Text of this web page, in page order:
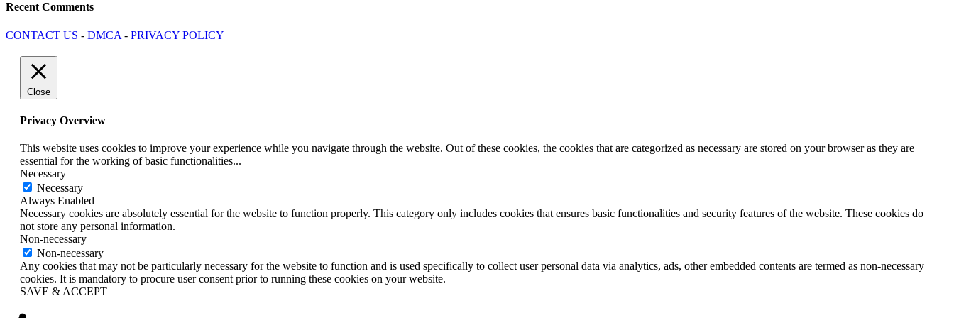
Recent Comments
CONTACT US - DMCA - PRIVACY POLICY
Close
Privacy Overview
This website uses cookies to improve your experience while you navigate through the website. Out of these cookies, the cookies that are categorized as necessary are stored on your browser as they are
essential for the working of basic functionalities...
Necessary
Necessary
Always Enabled
Necessary cookies are absolutely essential for the website to function properly. This category only includes cookies that ensures basic functionalities and security features of the website. These cookies do
not store any personal information.
Non-necessary
Non-necessary
Any cookies that may not be particularly necessary for the website to function and is used specifically to collect user personal data via analytics, ads, other embedded contents are termed as non-necessary
cookies. It is mandatory to procure user consent prior to running these cookies on your website.
SAVE & ACCEPT